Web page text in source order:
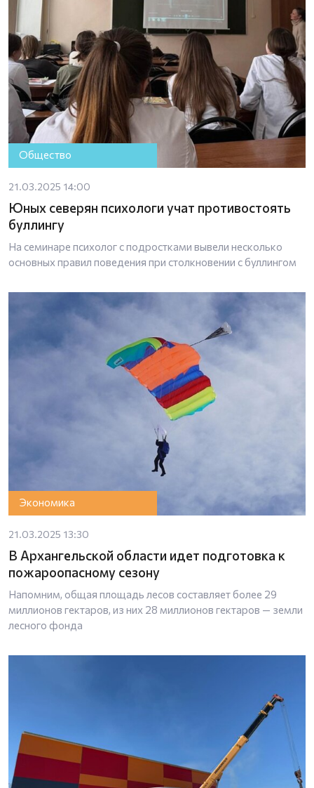
Общество
21.03.2025 14:00
Юных северян психологи учат противостоять
буллингу
На семинаре психолог с подростками вывели несколько
основных правил поведения при столкновении с буллингом
Экономика
21.03.2025 13:30
В Архангельской области идет подготовка к
пожароопасному сезону
Напомним, общая площадь лесов составляет более 29
миллионов гектаров, из них 28 миллионов гектаров — земли
лесного фонда